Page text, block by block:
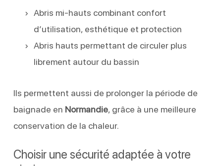
Abris mi-hauts combinant confort
d’utilisation, esthétique et protection
Abris hauts permettant de circuler plus
librement autour du bassin
Ils permettent aussi de prolonger la période de
baignade en Normandie, grâce à une meilleure
conservation de la chaleur.
Choisir une sécurité adaptée à votre